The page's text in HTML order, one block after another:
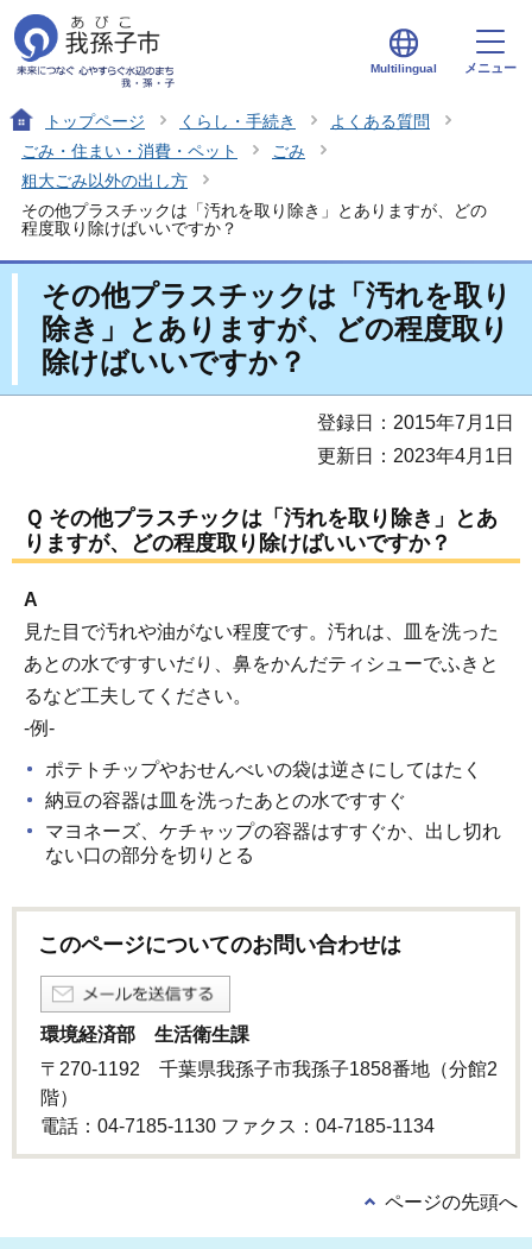
Multilingual メニュー
トップページ くらし・手続き
よくある質問
ごみ・住まい・消費・ペット
ごみ
粗大ごみ以外の出し方
その他プラスチックは「汚れを取り除き」とありますが、どの
程度取り除けばいいですか？
その他プラスチックは「汚れを取り
除き」とありますが、どの程度取り
除けばいいですか？
登録日：2015年7月1日
更新日：2023年4月1日
Ｑ その他プラスチックは「汚れを取り除き」とあ
りますが、どの程度取り除けばいいですか？
A
見た目で汚れや油がない程度です。汚れは、皿を洗った
あとの水ですすいだり、鼻をかんだティシューでふきと
るなど工夫してください。
‐例‐
ポテトチップやおせんべいの袋は逆さにしてはたく
納豆の容器は皿を洗ったあとの水ですすぐ
マヨネーズ、ケチャップの容器はすすぐか、出し切れ
ない口の部分を切りとる
このページについてのお問い合わせは
環境経済部 生活衛生課
〒270-1192 千葉県我孫子市我孫子1858番地（分館2
階）
電話：04-7185-1130 ファクス：04-7185-1134
ページの先頭へ